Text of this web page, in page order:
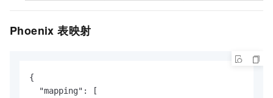
Phoenix 表映射
{
  "mapping": [